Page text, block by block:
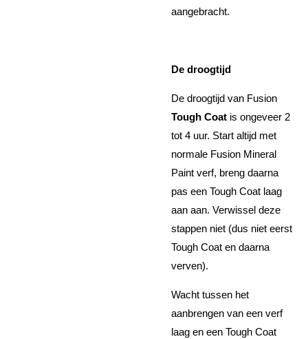
aangebracht.
De droogtijd
De droogtijd van Fusion
Tough Coat is ongeveer 2
tot 4 uur. Start altijd met
normale Fusion Mineral
Paint verf, breng daarna
pas een Tough Coat laag
aan aan. Verwissel deze
stappen niet (dus niet eerst
Tough Coat en daarna
verven).
Wacht tussen het
aanbrengen van een verf
laag en een Tough Coat